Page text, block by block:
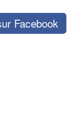
Facebook